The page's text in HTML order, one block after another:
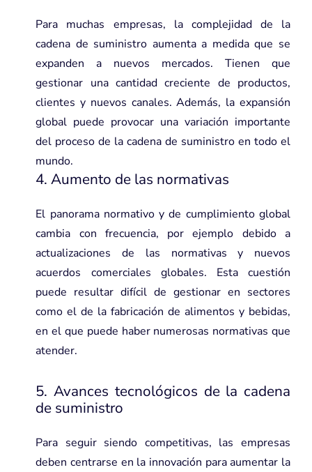
Para muchas empresas, la complejidad de la
cadena de suministro aumenta a medida que se
expanden a nuevos mercados. Tienen que
gestionar una cantidad creciente de productos,
clientes y nuevos canales. Además, la expansión
global puede provocar una variación importante
del proceso de la cadena de suministro en todo el
mundo.
4. Aumento de las normativas
El panorama normativo y de cumplimiento global
cambia con frecuencia, por ejemplo debido a
actualizaciones de las normativas y nuevos
acuerdos comerciales globales. Esta cuestión
puede resultar difícil de gestionar en sectores
como el de la fabricación de alimentos y bebidas,
en el que puede haber numerosas normativas que
atender.
5. Avances tecnológicos de la cadena
de suministro
Para seguir siendo competitivas, las empresas
deben centrarse en la innovación para aumentar la